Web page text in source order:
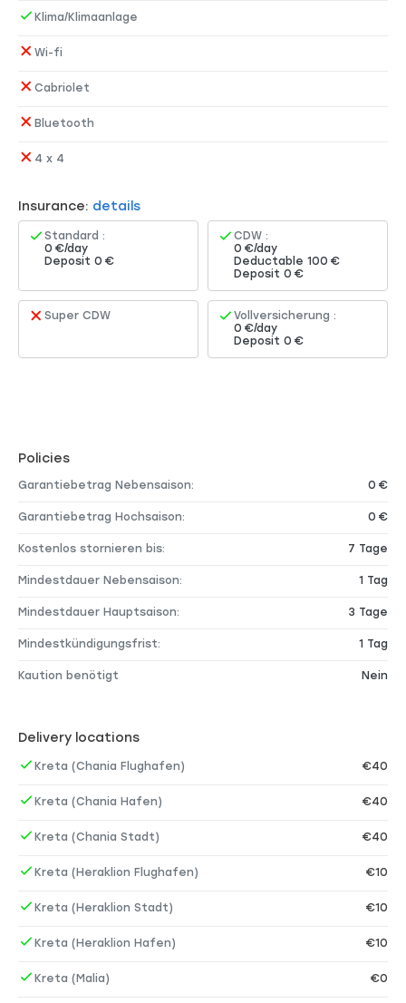
Klima/Klimaanlage
Wi-fi
Cabriolet
Bluetooth
4 x 4
Insurance: details
Standard :
0 €/day
Deposit 0 €
CDW :
0 €/day
Deductable 100 €
Deposit 0 €
Super CDW
Vollversicherung :
0 €/day
Deposit 0 €
Policies
Garantiebetrag Nebensaison: 0 €
Garantiebetrag Hochsaison: 0 €
Kostenlos stornieren bis: 7 Tage
Mindestdauer Nebensaison: 1 Tag
Mindestdauer Hauptsaison: 3 Tage
Mindestkündigungsfrist: 1 Tag
Kaution benötigt Nein
Delivery locations
Kreta (Chania Flughafen) €40
Kreta (Chania Hafen) €40
Kreta (Chania Stadt) €40
Kreta (Heraklion Flughafen) €10
Kreta (Heraklion Stadt) €10
Kreta (Heraklion Hafen) €10
Kreta (Malia) €0